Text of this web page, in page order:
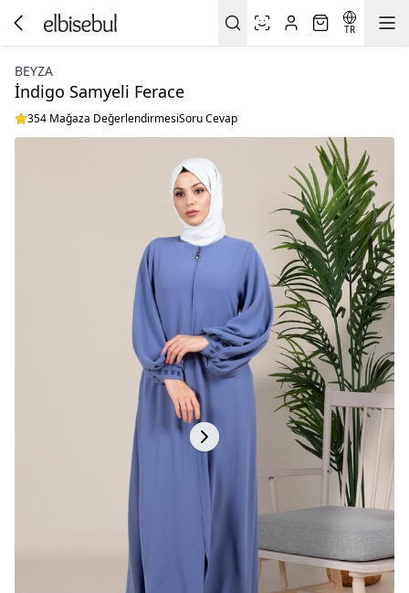
TR
BEYZA
İndigo Samyeli Ferace
354 Mağaza DeğerlendirmesiSoru Cevap